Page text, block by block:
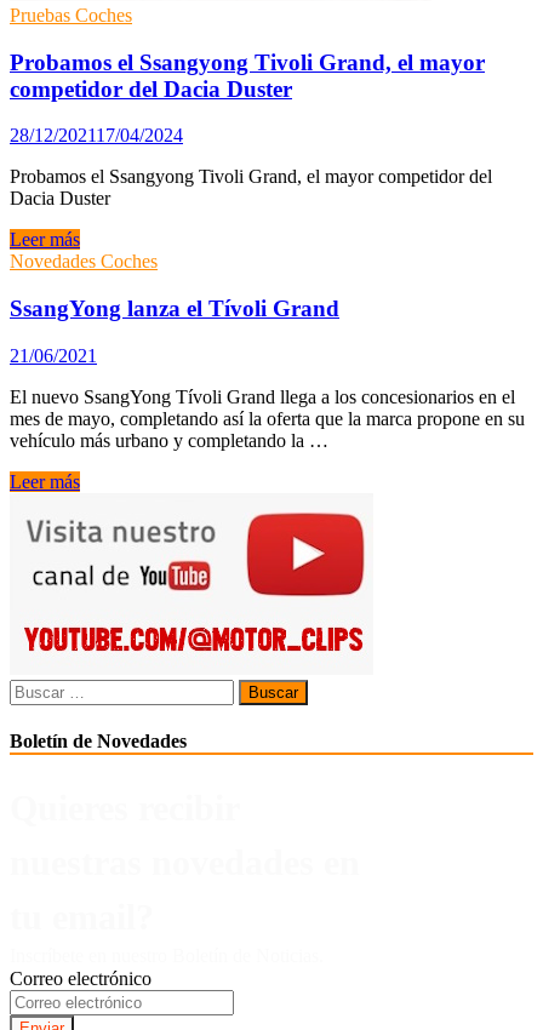
Pruebas Coches
Probamos el Ssangyong Tivoli Grand, el mayor
competidor del Dacia Duster
28/12/202117/04/2024
Probamos el Ssangyong Tivoli Grand, el mayor competidor del
Dacia Duster
Probamos
el
Tivoli
Grand,
el
mayor
competidor
del
Dacia
Leer más
Novedades Coches
SsangYong lanza el Tívoli Grand
21/06/2021
El nuevo SsangYong Tívoli Grand llega a los concesionarios en el
mes de mayo, completando así la oferta que la marca propone en su
vehículo más urbano y completando la …
SsangYong
Tívoli
Grand
Leer más
Buscar:
Boletín de Novedades
Correo electrónico